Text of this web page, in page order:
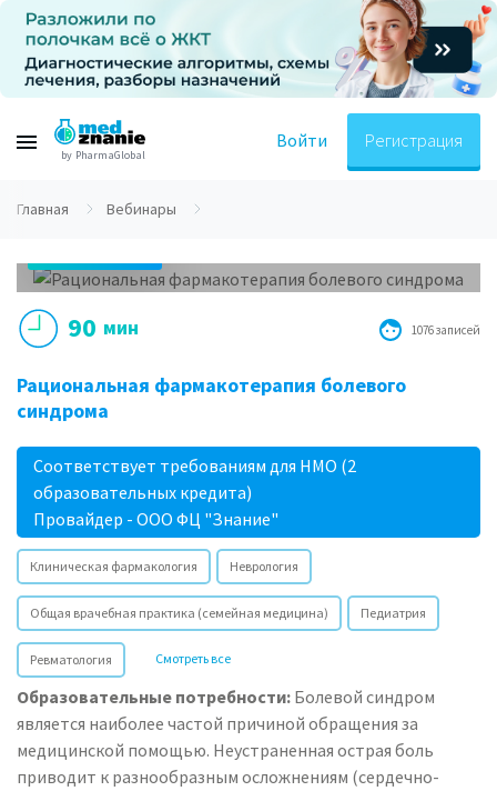
by PharmaGlobal
Войти Регистрация
Главная
Вебинары
90 мин 1076 записей
Рациональная фармакотерапия болевого
синдрома
Соответствует требованиям для НМО (2
образовательных кредита)
Провайдер - ООО ФЦ "Знание"
Клиническая фармакология Неврология
Общая врачебная практика (семейная медицина) Педиатрия
Ревматология Смотреть все
Образовательные потребности: Болевой синдром
является наиболее частой причиной обращения за
медицинской помощью. Неустраненная острая боль
приводит к разнообразным осложнениям (сердечно-